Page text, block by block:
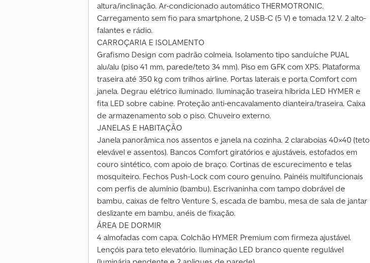
altura/inclinação. Ar-condicionado automático THERMOTRONIC.
Carregamento sem fio para smartphone, 2 USB-C (5 V) e tomada 12 V. 2 alto-
falantes e rádio.
CARROÇARIA E ISOLAMENTO
Grafismo Design com padrão colmeia. Isolamento tipo sanduíche PUAL
alu/alu (piso 41 mm, parede/teto 34 mm). Piso em GFK com XPS. Plataforma
traseira até 350 kg com trilhos airline. Portas laterais e porta Comfort com
janela. Degrau elétrico iluminado. Iluminação traseira híbrida LED HYMER e
fita LED sobre cabine. Proteção anti-encavalamento dianteira/traseira. Caixa
de armazenamento sob o piso. Chuveiro externo.
JANELAS E HABITAÇÃO
Janela panorâmica nos assentos e janela na cozinha. 2 claraboias 40×40 (teto
elevável e assentos). Bancos Comfort giratórios e ajustáveis, estofados em
couro sintético, com apoio de braço. Cortinas de escurecimento e telas
mosquiteiro. Fechos Push-Lock com couro genuíno. Painéis multifuncionais
com perfis de alumínio (bambu). Escrivaninha com tampo dobrável de
bambu, caixas de feltro Venture S, escada de bambu, mesa de sala de jantar
deslizante em bambu, anéis de fixação.
ÁREA DE DORMIR
4 almofadas com capa. Colchão HYMER Premium com firmeza ajustável.
Lençóis para teto elevatório. Iluminação LED branco quente regulável